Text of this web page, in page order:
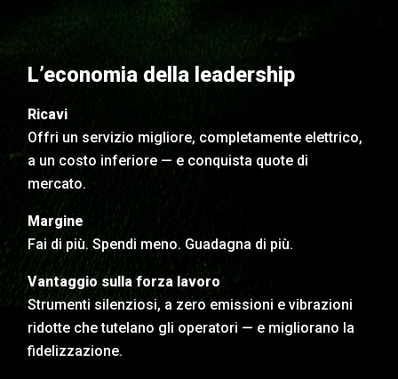
L’economia della leadership
Ricavi
Offri un servizio migliore, completamente elettrico,
a un costo inferiore — e conquista quote di
mercato.
Margine
Fai di più. Spendi meno. Guadagna di più.
Vantaggio sulla forza lavoro
Strumenti silenziosi, a zero emissioni e vibrazioni
ridotte che tutelano gli operatori — e migliorano la
fidelizzazione.